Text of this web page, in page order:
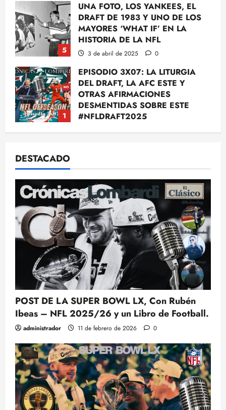
5
UNA FOTO, LOS YANKEES, EL
DRAFT DE 1983 Y UNO DE LOS
MAYORES ‘WHAT IF’ EN LA
HISTORIA DE LA NFL
3 de abril de 2025 0
1
EPISODIO 3X07: LA LITURGIA
DEL DRAFT, LA AFC ESTE Y
OTRAS AFIRMACIONES
DESMENTIDAS SOBRE ESTE
#NFLDRAFT2025
16 de abril de 2025 0
2 15 de abril de 2025 0
3
JOSH ROSEN: SU PLAN B (ust) –
UN DRAFT
14 de abril de 2025 0
4
¿Hay alguna esperanza de ver a
Will Campbell de Offensive Tackle
en la NFL? Análisis y Opiniones
7 de abril de 2025
5
DRAFT DE 1983 Y UNO DE LOS
MAYORES ‘WHAT IF’ EN LA
HISTORIA DE LA NFL
3 de abril de 2025 0
DESTACADO
POST DE LA SUPER BOWL LX, Con Rubén
Ibeas – NFL 2025/26 y un Libro de Football.
administrador 11 de febrero de 2026 0